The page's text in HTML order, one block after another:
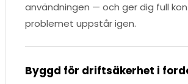
användningen — och ger dig full
problemet uppstår igen.
Byggd för driftsäkerhet i